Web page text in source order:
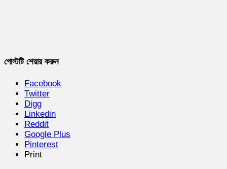
পোস্টটি শেয়ার করুন
Facebook
Twitter
Digg
Linkedin
Reddit
Google Plus
Pinterest
Print